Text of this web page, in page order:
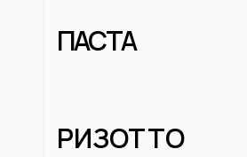
ПАСТА
РИЗОТТО